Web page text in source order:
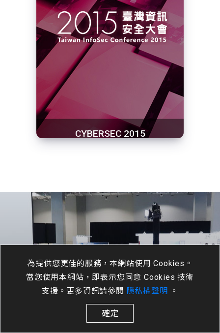
CYBERSEC 2015
CYBERSEC 2023
臺灣資安大會
為提供您更佳的服務，本網站使用 Cookies。
當您使用本網站，即表示您同意 Cookies 技術
支援。更多資訊請參閱 隱私權聲明 。
確定